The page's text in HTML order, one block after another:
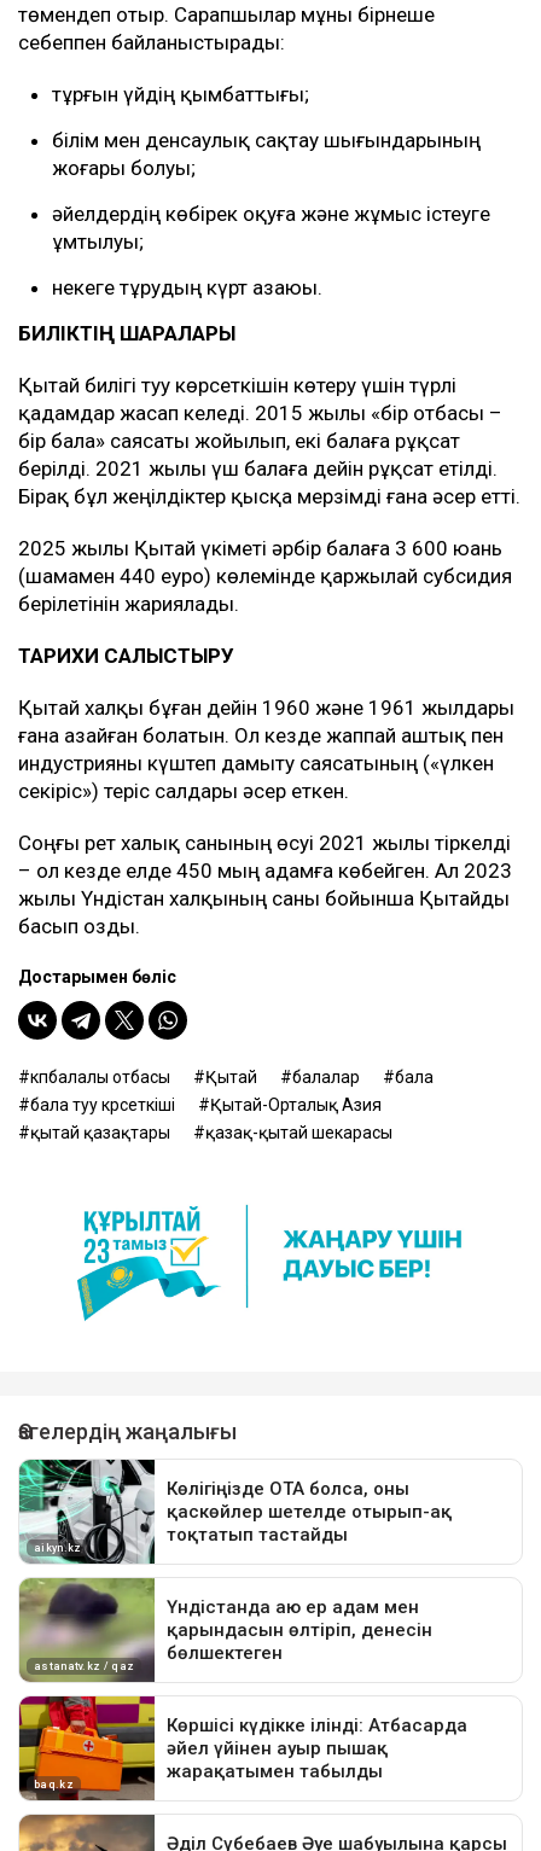
төмендеп отыр. Сарапшылар мұны бірнеше
себеппен байланыстырады:
тұрғын үйдің қымбаттығы;
білім мен денсаулық сақтау шығындарының
жоғары болуы;
әйелдердің көбірек оқуға және жұмыс істеуге
ұмтылуы;
некеге тұрудың күрт азаюы.
БИЛІКТІҢ ШАРАЛАРЫ
Қытай билігі туу көрсеткішін көтеру үшін түрлі
қадамдар жасап келеді. 2015 жылы «бір отбасы –
бір бала» саясаты жойылып, екі балаға рұқсат
берілді. 2021 жылы үш балаға дейін рұқсат етілді.
Бірақ бұл жеңілдіктер қысқа мерзімді ғана әсер етті.
2025 жылы Қытай үкіметі әрбір балаға 3 600 юань
(шамамен 440 еуро) көлемінде қаржылай субсидия
берілетінін жариялады.
ТАРИХИ САЛЫСТЫРУ
Қытай халқы бұған дейін 1960 және 1961 жылдары
ғана азайған болатын. Ол кезде жаппай аштық пен
индустрияны күштеп дамыту саясатының («үлкен
секіріс») теріс салдары әсер еткен.
Соңғы рет халық санының өсуі 2021 жылы тіркелді
– ол кезде елде 450 мың адамға көбейген. Ал 2023
жылы Үндістан халқының саны бойынша Қытайды
басып озды.
Достарыңмен бөліс
көпбалалы отбасы Қытай балалар
бала
бала туу көрсеткіші
Қытай-Орталық Азия
қытай қазақтары
қазақ-қытай шекарасы